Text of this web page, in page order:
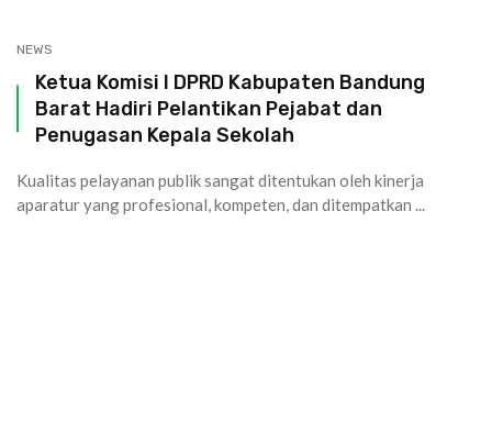
NEWS
Ketua Komisi I DPRD Kabupaten Bandung
Barat Hadiri Pelantikan Pejabat dan
Penugasan Kepala Sekolah
Kualitas pelayanan publik sangat ditentukan oleh kinerja
aparatur yang profesional, kompeten, dan ditempatkan ...